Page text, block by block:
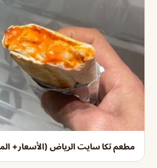
مطعم تكا سايت الرياض (الأسعار+